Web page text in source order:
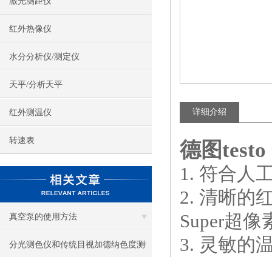
红外热像仪
水分分析仪/测定仪
天平/分析天平
红外测温仪
转速表
真空泵的使用方法
分光测色仪和传统目视加德纳色度测
详细介绍
德图testo
1. 符合人
2. 清晰的
Super超像
3. 灵敏的